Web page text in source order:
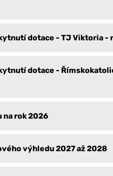
dotace - TJ Viktoria -
dotace -
na rok 2026
výhledu 2027 až 2028